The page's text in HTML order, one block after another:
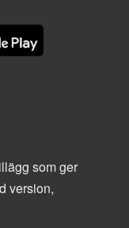
som ger
version,